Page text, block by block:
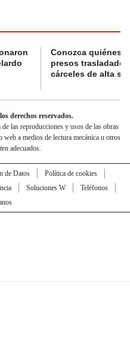
Conozca quiénes
presos
cárceles de alta
derechos reservados.
las reproducciones y usos de las obras
web a medios de lectura mecánica u otros
adecuados.
de Datos
Política de cookies
Soluciones W
Teléfonos